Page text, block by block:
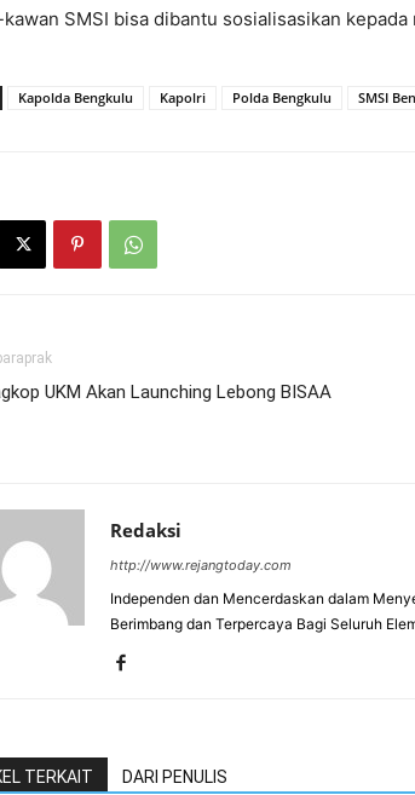
SMSI bisa dibantu sosialisasikan kepada
Kapolda Bengkulu Kapolri Polda Bengkulu SMSI
UKM Akan Launching Lebong BISAA
Redaksi
http://www.rejangtoday.com
Independen dan Mencerdaskan dalam
Berimbang dan Terpercaya Bagi Seluruh
TERKAIT DARI PENULIS